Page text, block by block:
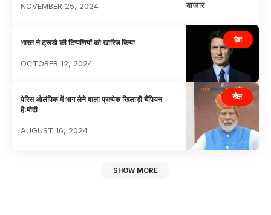
NOVEMBER 25, 2024
देश
भारत ने ट्रूडो की टिप्पणियों को खारिज किया
OCTOBER 12, 2024
खेल
पेरिस ओलंपिक में भाग लेने वाला प्रत्येक खिलाड़ी चैंपियन
है:मोदी
AUGUST 16, 2024
SHOW MORE